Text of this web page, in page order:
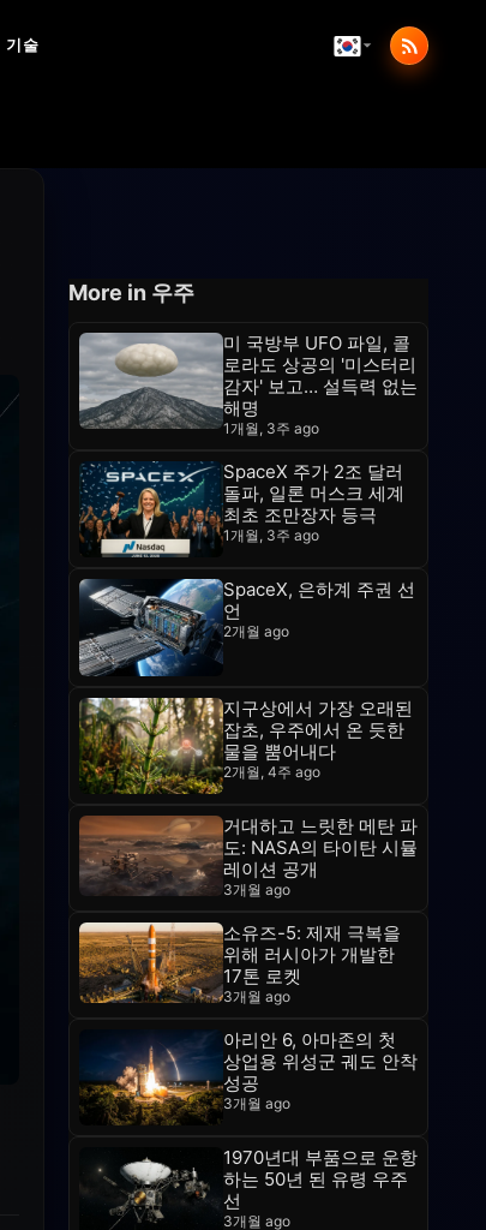
기술
More in 우주
미 국방부 UFO 파일, 콜
로라도 상공의 '미스터리
감자' 보고… 설득력 없는
해명
1개월, 3주 ago
SpaceX 주가 2조 달러
돌파, 일론 머스크 세계
최초 조만장자 등극
1개월, 3주 ago
SpaceX, 은하계 주권 선
언
2개월 ago
지구상에서 가장 오래된
잡초, 우주에서 온 듯한
물을 뿜어내다
2개월, 4주 ago
거대하고 느릿한 메탄 파
도: NASA의 타이탄 시뮬
레이션 공개
3개월 ago
소유즈-5: 제재 극복을
위해 러시아가 개발한
17톤 로켓
3개월 ago
아리안 6, 아마존의 첫
상업용 위성군 궤도 안착
성공
3개월 ago
1970년대 부품으로 운항
하는 50년 된 유령 우주
선
3개월 ago